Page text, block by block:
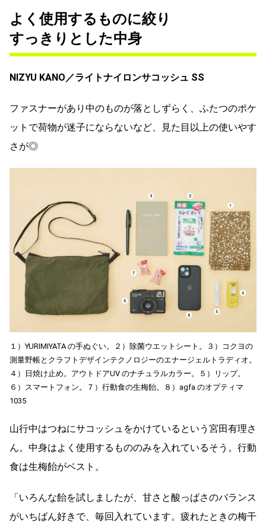
よく使用するものに絞り
すっきりとした中身
NIZYU KANO／ライトナイロンサコッシュ SS
ファスナーがあり中のものが落としずらく、ふたつのポケ
ットで荷物が迷子にならないなど、見た目以上の使いやす
さが◎
１）YURIMIYATA の手ぬぐい。２）除菌ウエットシート。３）コクヨの
測量野帳とクラフトデザインテクノロジーのエナージェルトラディオ。
４）日焼け止め。アウトドアUV のナチュラルカラー。５）リップ。
６）スマートフォン。７）行動食の生梅飴。８）agfa のオプティマ
1035
山行中はつねにサコッシュをかけているという宮田有理さ
ん。中身はよく使用するもののみを入れているそう。行動
食は生梅飴がベスト。
「いろんな飴を試しましたが、甘さと酸っぱさのバランス
がいちばん好きで、毎回入れています。疲れたときの梅干